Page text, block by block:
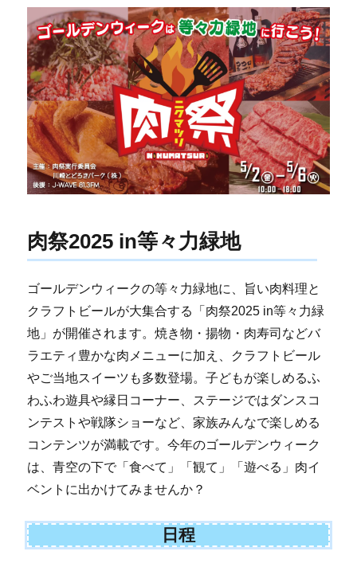
肉祭2025 in等々力緑地
ゴールデンウィークの等々力緑地に、旨い肉料理と
クラフトビールが大集合する「肉祭2025 in等々力緑
地」が開催されます。焼き物・揚物・肉寿司などバ
ラエティ豊かな肉メニューに加え、クラフトビール
やご当地スイーツも多数登場。子どもが楽しめるふ
わふわ遊具や縁日コーナー、ステージではダンスコ
ンテストや戦隊ショーなど、家族みんなで楽しめる
コンテンツが満載です。今年のゴールデンウィーク
は、青空の下で「食べて」「観て」「遊べる」肉イ
ベントに出かけてみませんか？
日程